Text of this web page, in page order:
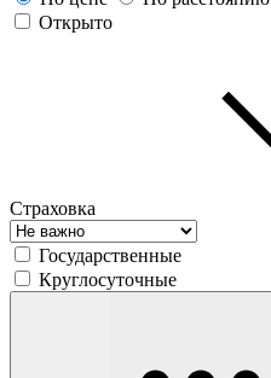
Открыто
Страховка
Государственные
Круглосуточные